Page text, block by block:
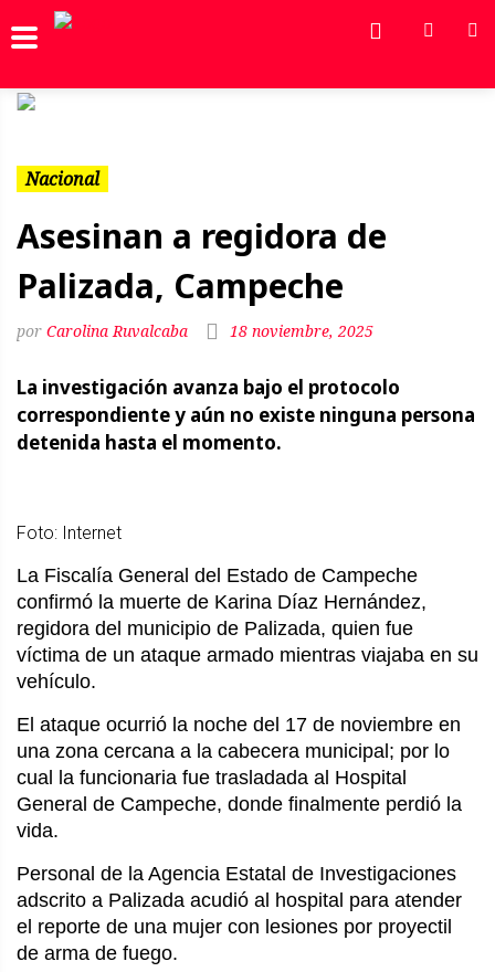
Nacional
Asesinan a regidora de
Palizada, Campeche
Carolina Ruvalcaba 18 noviembre, 2025
La investigación avanza bajo el protocolo
correspondiente y aún no existe ninguna persona
detenida hasta el momento.
Foto: Internet
La Fiscalía General del Estado de Campeche
confirmó la muerte de Karina Díaz Hernández,
regidora del municipio de Palizada, quien fue
víctima de un ataque armado mientras viajaba en su
vehículo.
El ataque ocurrió la noche del 17 de noviembre en
una zona cercana a la cabecera municipal; por lo
cual la funcionaria fue trasladada al Hospital
General de Campeche, donde finalmente perdió la
vida.
Personal de la Agencia Estatal de Investigaciones
adscrito a Palizada acudió al hospital para atender
el reporte de una mujer con lesiones por proyectil
de arma de fuego.